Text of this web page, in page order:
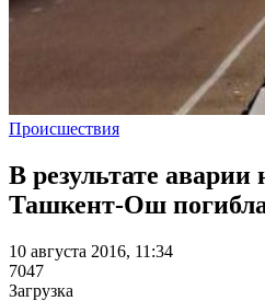
Происшествия
В результате аварии
Ташкент-Ош
10 августа 2016, 11:34
7047
Загрузка